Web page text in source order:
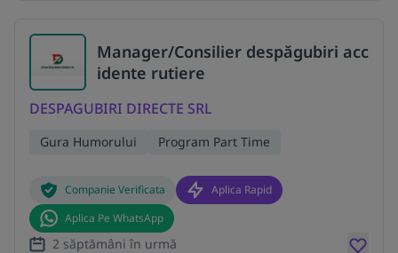
Manager/Consilier despăgubiri acc
idente rutiere
DESPAGUBIRI DIRECTE SRL
Gura Humorului Program Part Time
Companie Verificata
Aplica Rapid
Aplica Pe WhatsApp
2 săptămâni în urmă